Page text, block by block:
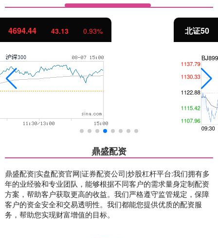
北证50 1134.24
鼎盛配资
鼎盛配资|实盘配资官网|证券配资公司|炒股杠杆平台:我们拥有多
年的业经验和专业团队，能够根据不同客户的需求量身定制配资
方案，帮助客户获取更高的收益。我们严格遵守监管规定，保障
客户的资金安全和交易透明性。我们都能您提供优质的配资服
务，帮助您实现财富增值的目标。